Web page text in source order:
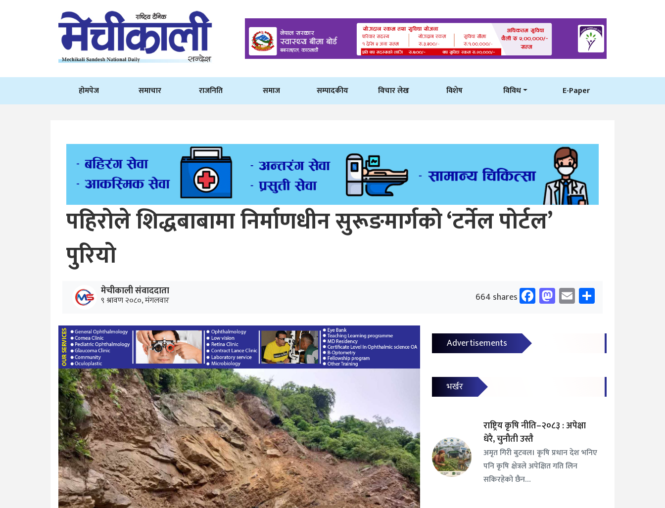
होमपेज समाचार राजनिति समाज सम्पादकीय विचार लेख विशेष विविध E-Paper
पहिरोले शिद्धबाबामा निर्माणधीन सुरूङमार्गको ‘टर्नेल पोर्टल’
पुरियो
मेचीकाली संवाददाता
९ श्रावण २०८०, मंगलवार 664 shares Facebook
Mastodon
Email
Advertisements
भर्खर
राष्ट्रिय कृषि नीति–२०८३ : अपेक्षा
धेरै, चुनौती उस्तै
अमृत गिरी बुटवल। कृषि प्रधान देश भनिए
पनि कृषि क्षेत्रले अपेक्षित गति लिन
सकिरहेको छैन…